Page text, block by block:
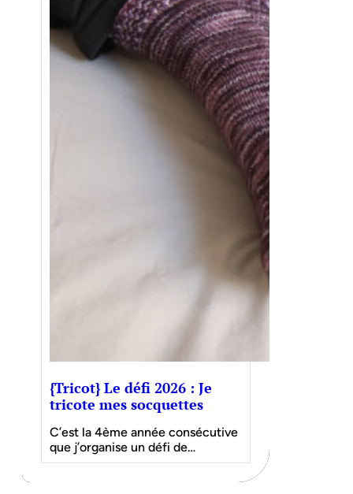
{Tricot} Le défi 2026 : Je
tricote mes socquettes
C’est la 4ème année consécutive
que j’organise un défi de…